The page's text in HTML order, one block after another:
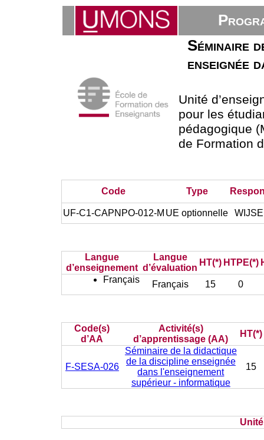
Séminaire
enseignée
Unité
pour les
pédagogique
de Formation
Code Type
UF-C1-CAPNPO-012-M UE optionnelle
Langue
d’enseignement
Langue
d’évaluation
HT(*) HTPE(*)
Français
Français 15 0
Code(s)
d’AA
Activité(s)
d’apprentissage (AA)
HT(*)
F-SESA-026
Séminaire de la didactique
de la discipline enseignée
dans l'enseignement
supérieur - informatique
15